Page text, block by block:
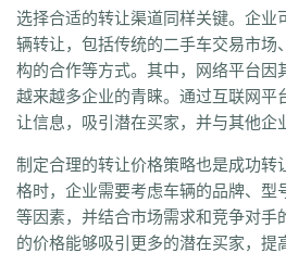
选择合适的转让渠道同样关键。企业
辆转让，包括传统的二手车交易市场
构的合作等方式。其中，网络平台因
越来越多企业的青睐。通过互联网平
让信息，吸引潜在买家，并与其他企
制定合理的转让价格策略也是成功转
格时，企业需要考虑车辆的品牌、型
等因素，并结合市场需求和竞争对手
的价格能够吸引更多的潜在买家，提